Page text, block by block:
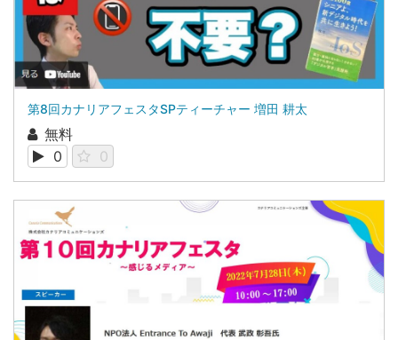
第8回カナリアフェスタSPティーチャー 増田 耕太
無料
0
0